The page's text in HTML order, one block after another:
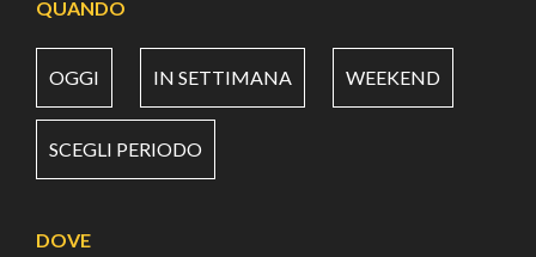
QUANDO
OGGI IN SETTIMANA WEEKEND
SCEGLI PERIODO
DOVE